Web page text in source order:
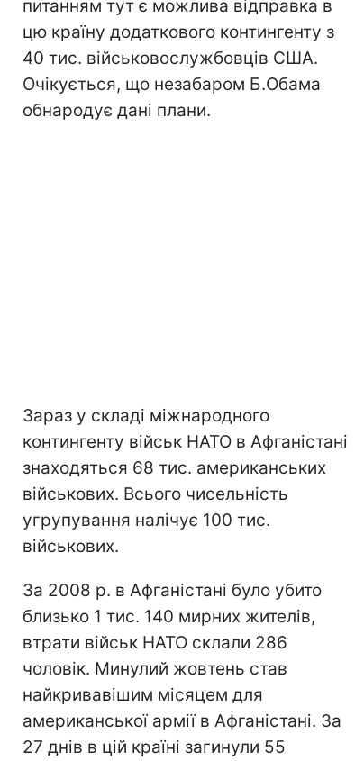
питанням тут є можлива відправка в
цю країну додаткового контингенту з
40 тис. військовослужбовців США.
Очікується, що незабаром Б.Обама
обнародує дані плани.
Зараз у складі міжнародного
контингенту військ НАТО в Афганістані
знаходяться 68 тис. американських
військових. Всього чисельність
угрупування налічує 100 тис.
військових.
За 2008 р. в Афганістані було убито
близько 1 тис. 140 мирних жителів,
втрати військ НАТО склали 286
чоловік. Минулий жовтень став
найкривавішим місяцем для
американської армії в Афганістані. За
27 днів в цій країні загинули 55